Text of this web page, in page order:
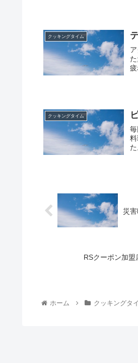
クッキングタイム
クッキングタイム
災
RSクーポン加盟
ホーム クッキングタ